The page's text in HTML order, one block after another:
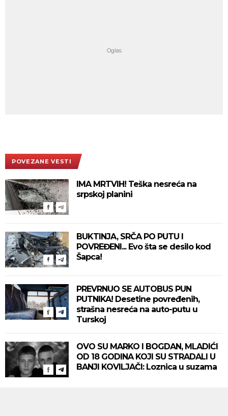
POVEZANE VESTI
IMA MRTVIH! Teška nesreća na
srpskoj planini
BUKTINJA, SRČA PO PUTU I
POVREĐENI... Evo šta se desilo kod
Šapca!
PREVRNUO SE AUTOBUS PUN
PUTNIKA! Desetine povređenih,
strašna nesreća na auto-putu u
Turskoj
OVO SU MARKO I BOGDAN, MLADIĆI
OD 18 GODINA KOJI SU STRADALI U
BANJI KOVILJAČI: Loznica u suzama